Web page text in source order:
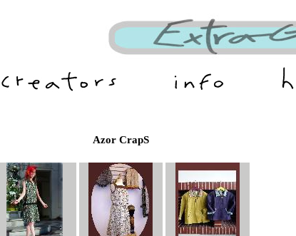
Azor CrapS